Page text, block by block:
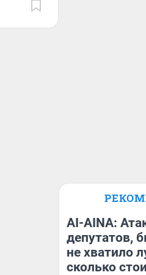
AI-AINA:
депутатов,
не хватило
сколько